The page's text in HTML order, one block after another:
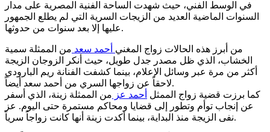
في الوسط الفني، حيث شهدت الساحة الفنية المصرية على مدار
السنوات الماضية العديد من الزيجات السرية التي لم يطلع الجمهور
عليها إلا بعد سنوات من حدوثها.
من أبرز هذه الحالات زواج المغني أحمد سعد من الممثلة سمية
الخشاب، الذي ظل مصدر جدل طويل، حيث أنكر الزوجان الزيجة
أكثر من مرة عبر وسائل الإعلام، بينما كشفت الفنانة ريم البارودي
لاحقاً عن زواجها السري من أحمد سعد أيضاً.
كما برزت قضية زواج الممثل أحمد عز من الممثلة زينة، الذي أسفر
عن إنجاب توأم وتطور إلى قضايا ومحاكم مستمرة حتى اليوم. عز
نفى الزيجة منذ البداية، بينما أكدت زينة أنها كانت زواجاً سرياً.